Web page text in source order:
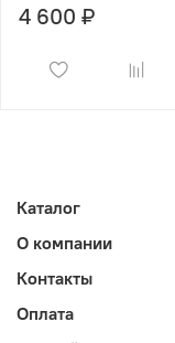
4 600 ₽
Каталог
О компании
Контакты
Оплата